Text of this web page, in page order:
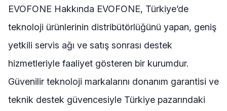
EVOFONE Hakkında EVOFONE, Türkiye’de
teknoloji ürünlerinin distribütörlüğünü yapan, geniş
yetkili servis ağı ve satış sonrası destek
hizmetleriyle faaliyet gösteren bir kurumdur.
Güvenilir teknoloji markalarını donanım garantisi ve
teknik destek güvencesiyle Türkiye pazarındaki